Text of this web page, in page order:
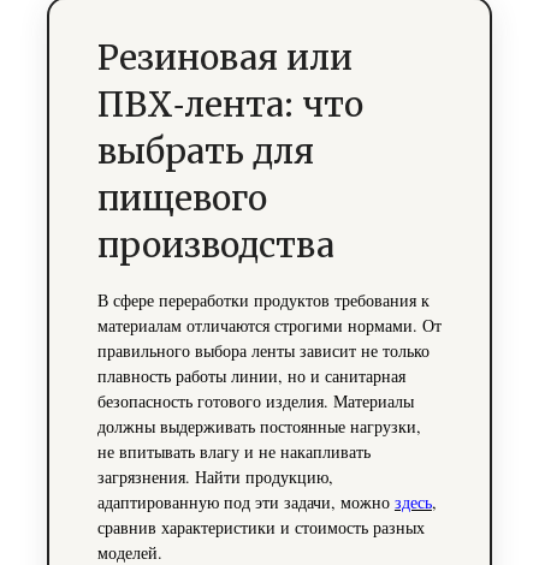
Резиновая или
ПВХ‑лента: что
выбрать для
пищевого
производства
В сфере переработки продуктов требования к
материалам отличаются строгими нормами. От
правильного выбора ленты зависит не только
плавность работы линии, но и санитарная
безопасность готового изделия. Материалы
должны выдерживать постоянные нагрузки,
не впитывать влагу и не накапливать
загрязнения. Найти продукцию,
адаптированную под эти задачи, можно здесь,
сравнив характеристики и стоимость разных
моделей.